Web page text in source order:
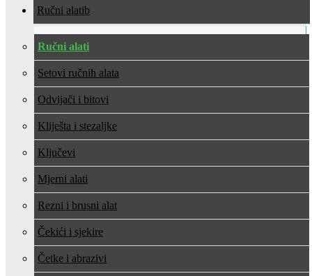
Ručni alati
Ručni alati
Setovi ručnih alata
Odvijači i bitovi
Kliješta i stezaljke
Ključevi
Mjerni alati
Rezni i brusni alat
Čekići i sjekire
Četke i abrazivi